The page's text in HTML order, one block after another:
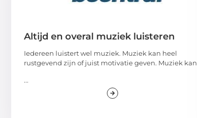
Altijd en overal muziek luisteren
Iedereen luistert wel muziek. Muziek kan heel
rustgevend zijn of juist motivatie geven. Muziek kan
...